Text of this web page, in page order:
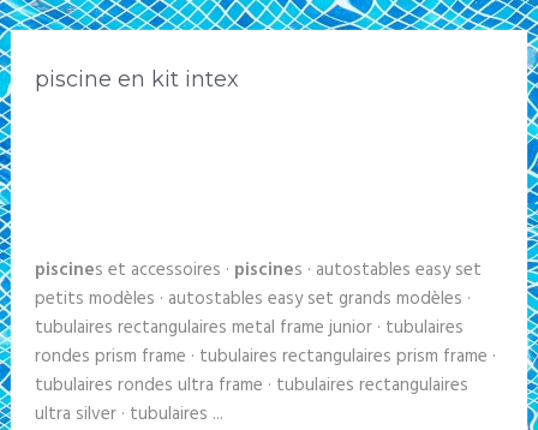
piscine en kit intex
piscines et accessoires · piscines · autostables easy set
petits modèles · autostables easy set grands modèles ·
tubulaires rectangulaires metal frame junior · tubulaires
rondes prism frame · tubulaires rectangulaires prism frame ·
tubulaires rondes ultra frame · tubulaires rectangulaires
ultra silver · tubulaires ...